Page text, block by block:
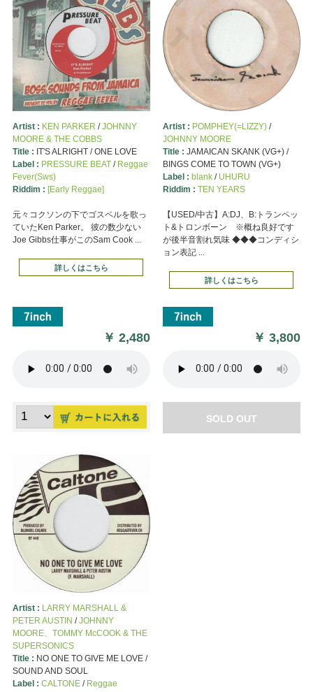
Artist : KEN PARKER /JOHNNY
MOORE & THE COBBS
Title : IT'S ALRIGHT / ONE LOVE
Label : PRESSURE BEAT/ Reggae
Fever(Sws)
Riddim : [Early Reggae]
元々コクソンの下でゴスペルを歌っ
ていたKen Parker。 彼の数少ない
Joe Gibbs仕事がこのSam Cook ...
詳しくはこちら
￥2,480
Artist : POMPHEY(=LIZZY)/
JOHNNY MOORE
Title : JAMAICAN SKANK (VG+) /
BINGS COME TO TOWN (VG+)
Label : blank/ UHURU
Riddim : TEN YEARS
【USED/中古】A:DJ、B:トランペッ
ト&トロンボーン ※概ね良好です
が後半音割れ気味 ◆◆◆コンディシ
ョン表記 ...
詳しくはこちら
￥3,800
SOLD OUT
Artist : LARRY MARSHALL &
PETER AUSTIN /JOHNNY
MOORE、TOMMY McCOOK & THE
SUPERSONICS
Title : NO ONE TO GIVE ME LOVE /
SOUND AND SOUL
Label : CALTONE/ Reggae